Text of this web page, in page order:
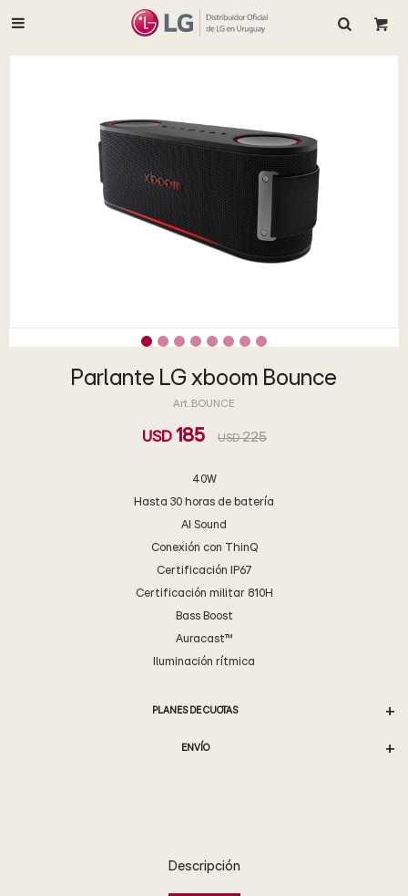

Parlante LG xboom Bounce
BOUNCE
USD 185 USD 225
40W
Hasta 30 horas de batería
AI Sound
Conexión con ThinQ
Certificación IP67
Certificación militar 810H
Bass Boost
Auracast™
Iluminación rítmica
PLANES DE CUOTAS
ENVÍO
Descripción